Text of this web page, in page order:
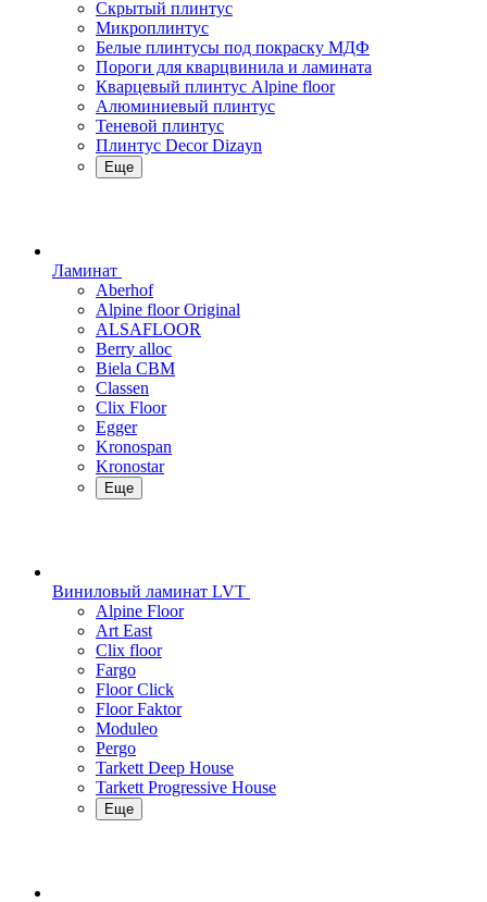
Скрытый плинтус
Микроплинтус
Белые плинтусы под покраску МДФ
Пороги для кварцвинила и ламината
Кварцевый плинтус Alpine floor
Алюминиевый плинтус
Теневой плинтус
Плинтус Decor Dizayn
Еще
Ламинат
Aberhof
Alpine floor Original
ALSAFLOOR
Berry alloc
Biela CBM
Classen
Clix Floor
Egger
Kronospan
Kronostar
Еще
Виниловый ламинат LVT
Alpine Floor
Art East
Clix floor
Fargo
Floor Click
Floor Faktor
Moduleo
Pergo
Tarkett Deep House
Tarkett Progressive House
Еще